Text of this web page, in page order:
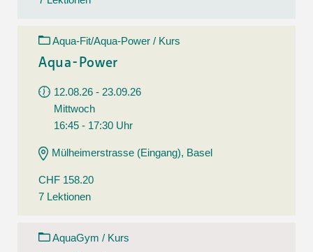
Aqua-Fit/Aqua-Power / Kurs
Aqua-Power
12.08.26 - 23.09.26
Mittwoch
16:45 - 17:30 Uhr
Mülheimerstrasse (Eingang), Basel
CHF 158.20
7 Lektionen
AquaGym / Kurs